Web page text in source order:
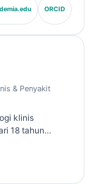
klinis
Officer di
dan diagnostik
ORCID
& Penyakit
klinis
18 tahun
laboratorium
spesialis